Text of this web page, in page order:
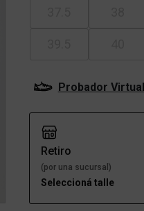
Probador Virtual
Retiro
(por una sucursal)
Seleccioná talle